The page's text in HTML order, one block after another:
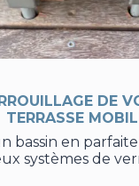
DE
TERRASSE
bassin en
systèmes de